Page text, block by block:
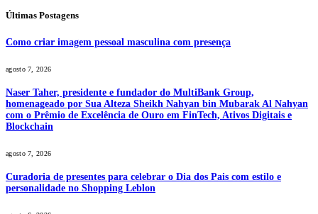
Últimas Postagens
Como criar imagem pessoal masculina com presença
agosto 7, 2026
Naser Taher, presidente e fundador do MultiBank Group,
homenageado por Sua Alteza Sheikh Nahyan bin Mubarak Al Nahyan
com o Prêmio de Excelência de Ouro em FinTech, Ativos Digitais e
Blockchain
agosto 7, 2026
Curadoria de presentes para celebrar o Dia dos Pais com estilo e
personalidade no Shopping Leblon